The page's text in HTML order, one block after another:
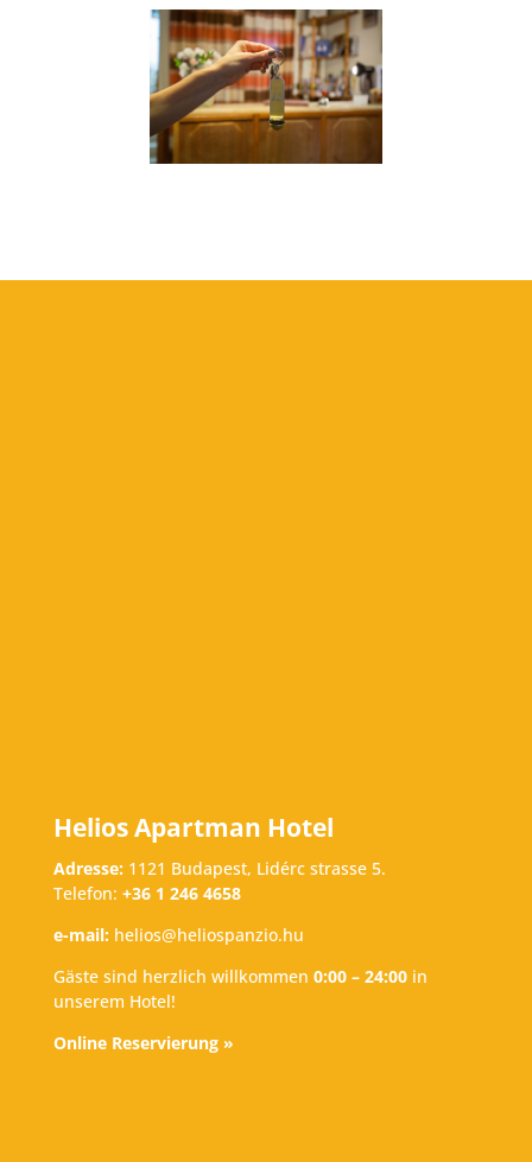
Helios Apartman Hotel
Adresse:1121 Budapest, Lidérc strasse 5.
Telefon: +36 1 246 4658
e-mail:helios@heliospanzio.hu
Gäste sind herzlich willkommen 0:00 – 24:00in
unserem Hotel!
Online Reservierung »